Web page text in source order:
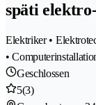
späti
Elektriker •
•
Geschlossen
5(3)